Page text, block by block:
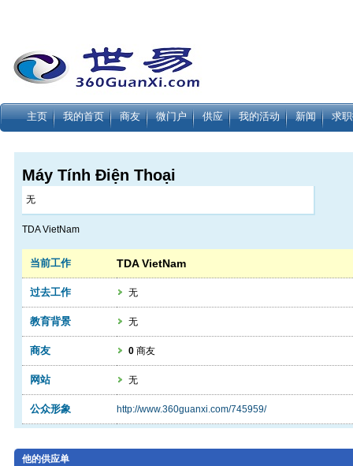
主页 我的首页 商友 微门户 供应 我的活动 新闻 求
Máy Tính Điện Thoại
无
TDA VietNam
当前工作 TDA VietNam
过去工作 无
教育背景 无
商友 0 商友
网站 无
公众形象 http://www.360guanxi.com/745959/
他的供应单